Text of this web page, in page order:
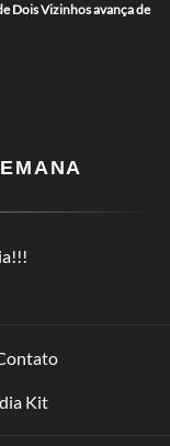
Dois Vizinhos avança de
Kit